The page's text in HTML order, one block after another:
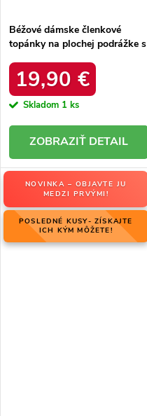
Béžové dámske členkové
topánky na plochej podrážke s
kód produktu SZ101P BEIGE
19,90 €
Skladom 1 ks
DETAIL
NOVINKA – OBJAVTE JU
MEDZI PRVÝMI!
POSLEDNÉ KUSY- ZÍSKAJTE
ICH KÝM MÔŽETE!